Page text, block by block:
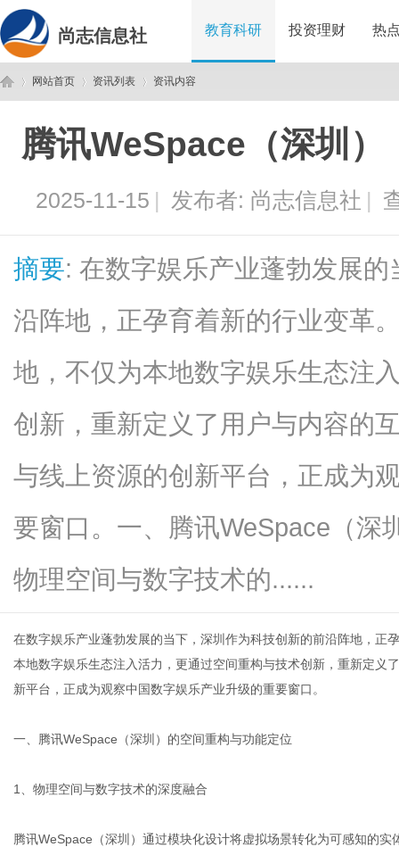
尚志信息社 教育科研 投资理财 热
网站首页
›
资讯列表
›
资讯内容
腾讯WeSpace（深圳
2025-11-15 | 发布者: 尚志信息社 |
摘要: 在数字娱乐产业蓬勃发展
沿阵地，正孕育着新的行业变革
地，不仅为本地数字娱乐生态注
创新，重新定义了用户与内容的
与线上资源的创新平台，正成为
要窗口。一、腾讯WeSpace（深
物理空间与数字技术的......
在数字娱乐产业蓬勃发展的当下，深圳作为科技创新的前沿阵地，正
本地数字娱乐生态注入活力，更通过空间重构与技术创新，重新定义
新平台，正成为观察中国数字娱乐产业升级的重要窗口。
一、腾讯WeSpace（深圳）的空间重构与功能定位
1、物理空间与数字技术的深度融合
腾讯WeSpace（深圳）通过模块化设计将虚拟场景转化为可感知的